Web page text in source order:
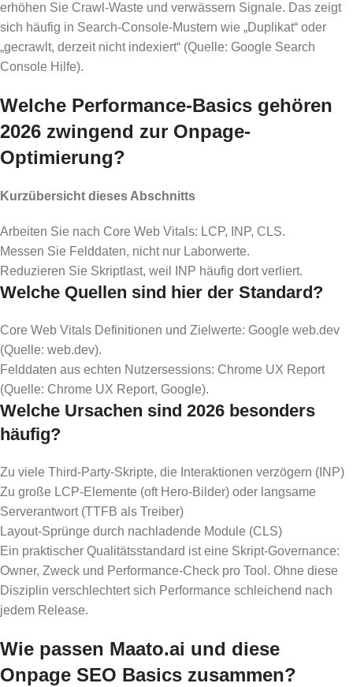
erhöhen Sie Crawl-Waste und verwässern Signale. Das zeigt
sich häufig in Search-Console-Mustern wie „Duplikat“ oder
„gecrawlt, derzeit nicht indexiert“ (Quelle: Google Search
Console Hilfe).
Welche Performance-Basics gehören
2026 zwingend zur Onpage-
Optimierung?
Kurzübersicht dieses Abschnitts
Arbeiten Sie nach Core Web Vitals: LCP, INP, CLS.
Messen Sie Felddaten, nicht nur Laborwerte.
Reduzieren Sie Skriptlast, weil INP häufig dort verliert.
Welche Quellen sind hier der Standard?
Core Web Vitals Definitionen und Zielwerte: Google web.dev
(Quelle: web.dev).
Felddaten aus echten Nutzersessions: Chrome UX Report
(Quelle: Chrome UX Report, Google).
Welche Ursachen sind 2026 besonders
häufig?
Zu viele Third-Party-Skripte, die Interaktionen verzögern (INP)
Zu große LCP-Elemente (oft Hero-Bilder) oder langsame
Serverantwort (TTFB als Treiber)
Layout-Sprünge durch nachladende Module (CLS)
Ein praktischer Qualitätsstandard ist eine Skript-Governance:
Owner, Zweck und Performance-Check pro Tool. Ohne diese
Disziplin verschlechtert sich Performance schleichend nach
jedem Release.
Wie passen Maato.ai und diese
Onpage SEO Basics zusammen?